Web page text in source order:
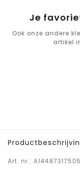
Je
Ook onze andere
artikel
Art. nr.: A14487317505